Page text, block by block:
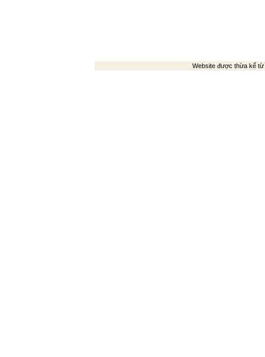
Website được thừa kế từ